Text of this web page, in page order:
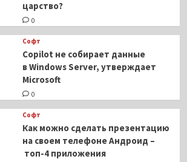
царство?
0
Софт
Copilot не собирает данные
в Windows Server, утверждает
Microsoft
0
Софт
Как можно сделать презентацию
на своем телефоне Андроид –
топ-4 приложения